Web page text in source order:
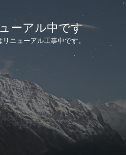
ーアル中です
ニューアル工事中です。